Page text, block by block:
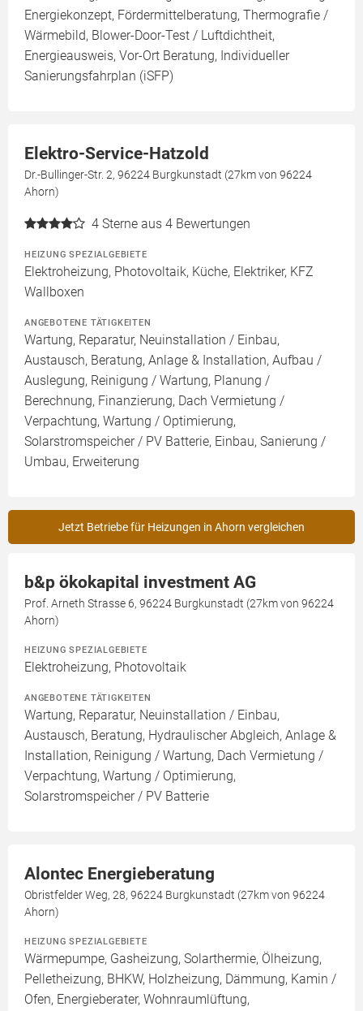
Energiekonzept, Fördermittelberatung, Thermografie /
Wärmebild, Blower-Door-Test / Luftdichtheit,
Energieausweis, Vor-Ort Beratung, Individueller
Sanierungsfahrplan (iSFP)
Elektro-Service-Hatzold
Dr.-Bullinger-Str. 2, 96224 Burgkunstadt (27km von 96224
Ahorn)
4 Sterne aus 4 Bewertungen
HEIZUNG SPEZIALGEBIETE
Elektroheizung, Photovoltaik, Küche, Elektriker, KFZ
Wallboxen
ANGEBOTENE TÄTIGKEITEN
Wartung, Reparatur, Neuinstallation / Einbau,
Austausch, Beratung, Anlage & Installation, Aufbau /
Auslegung, Reinigung / Wartung, Planung /
Berechnung, Finanzierung, Dach Vermietung /
Verpachtung, Wartung / Optimierung,
Solarstromspeicher / PV Batterie, Einbau, Sanierung /
Umbau, Erweiterung
Jetzt Betriebe für Heizungen in Ahorn vergleichen
b&p ökokapital investment AG
Prof. Arneth Strasse 6, 96224 Burgkunstadt (27km von 96224
Ahorn)
HEIZUNG SPEZIALGEBIETE
Elektroheizung, Photovoltaik
ANGEBOTENE TÄTIGKEITEN
Wartung, Reparatur, Neuinstallation / Einbau,
Austausch, Beratung, Hydraulischer Abgleich, Anlage &
Installation, Reinigung / Wartung, Dach Vermietung /
Verpachtung, Wartung / Optimierung,
Solarstromspeicher / PV Batterie
Alontec Energieberatung
Obristfelder Weg, 28, 96224 Burgkunstadt (27km von 96224
Ahorn)
HEIZUNG SPEZIALGEBIETE
Wärmepumpe, Gasheizung, Solarthermie, Ölheizung,
Pelletheizung, BHKW, Holzheizung, Dämmung, Kamin /
Ofen, Energieberater, Wohnraumlüftung,